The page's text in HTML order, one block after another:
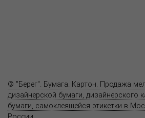
© "Берег". Бумага. Картон. Продажа
дизайнерской бумаги, дизайнерского
бумаги, самоклеящейся этикетки в